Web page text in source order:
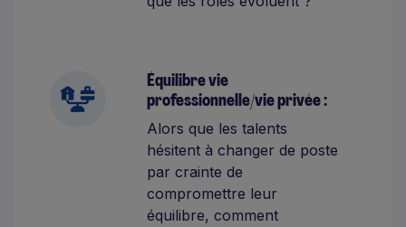
Équilibre vie
professionnelle/vie privée :
Alors que les talents
hésitent à changer de poste
par crainte de
compromettre leur
équilibre, comment